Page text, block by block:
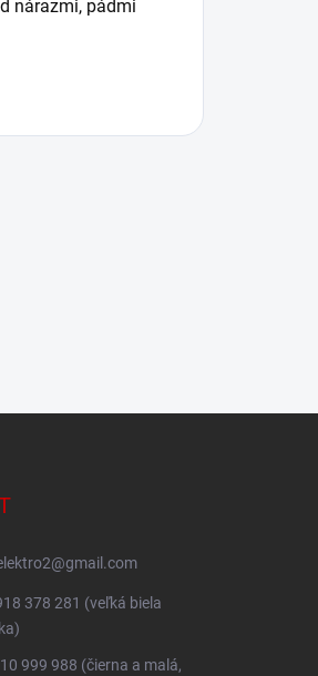
nárazmi, pádmi
@gmail.com
378 281 (veľká biela
999 988 (čierna a malá,